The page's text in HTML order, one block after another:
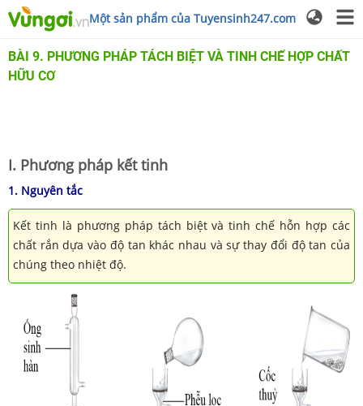
Một sản phẩm của Tuyensinh247.com
BÀI 9. PHƯƠNG PHÁP TÁCH BIỆT VÀ TINH CHẾ HỢP CHẤT
HỮU CƠ
I. Phương pháp kết tinh
1. Nguyên tắc
Kết tinh là phương pháp tách biệt và tinh chế hỗn hợp các
chất rắn dựa vào độ tan khác nhau và sự thay đổi độ tan của
chúng theo nhiệt độ.